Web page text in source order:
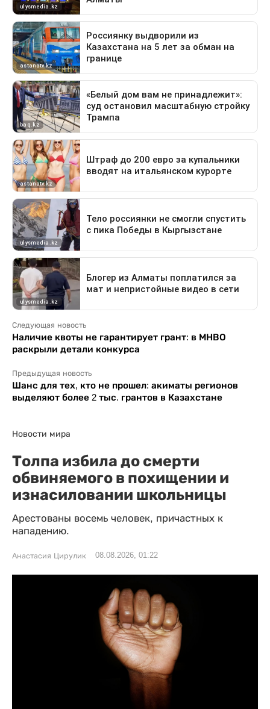
Следующая новость
Наличие квоты не гарантирует грант: в МНВО
раскрыли детали конкурса
Предыдущая новость
Шанс для тех, кто не прошел: акиматы регионов
выделяют более 2 тыс. грантов в Казахстане
Новости мира
Толпа избила до смерти
обвиняемого в похищении и
изнасиловании школьницы
Арестованы восемь человек, причастных к
нападению.
Анастасия Цирулик 08.08.2026, 01:22